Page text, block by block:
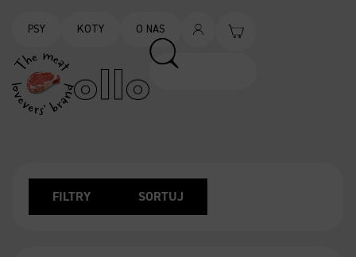
PSY KOTY O NAS
FILTRY SORTUJ